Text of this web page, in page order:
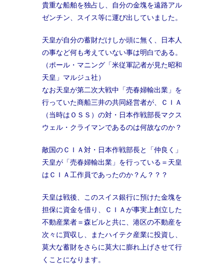
貴重な船舶を独占し、自分の金塊を遠路アル
ゼンチン、スイス等に運び出していました。
天皇が自分の蓄財だけしか頭に無く、日本人
の事など何も考えていない事は明白である。
（ポール・マニング「米従軍記者が見た昭和
天皇」マルジュ社）
なお天皇が第二次大戦中「売春婦輸出業」を
行っていた商船三井の共同経営者が、ＣＩＡ
（当時はＯＳＳ）の対・日本作戦部長マクス
ウェル・クライマンであるのは何故なのか？
敵国のＣＩＡ対・日本作戦部長と「仲良く」
天皇が「売春婦輸出業」を行っている＝天皇
はＣＩＡ工作員であったのか？ん？？？
天皇は戦後、このスイス銀行に預けた金塊を
担保に資金を借り、ＣＩＡが事実上創立した
不動産業者＝森ビルと共に、港区の不動産を
次々に買収し、またハイテク産業に投資し、
莫大な蓄財をさらに莫大に膨れ上げさせて行
くことになります。